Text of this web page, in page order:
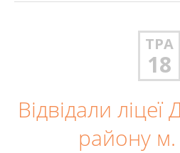
ТРА
18
Відвідали
району